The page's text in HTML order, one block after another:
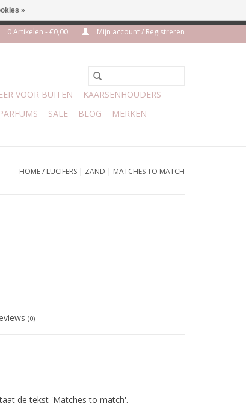
0 Artikelen - €0,00 Mijn account / Registreren
VOOR BUITEN
KAARSENHOUDERS
SALE BLOG MERKEN
HOME/ LUCIFERS | ZAND | MATCHES TO MATCH
(0)
de tekst 'Matches to match'.
»
verzendkosten